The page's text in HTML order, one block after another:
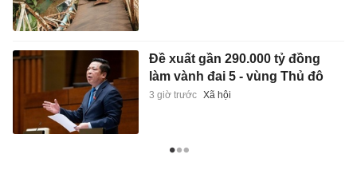
Đề xuất gần 290.000 tỷ đồng
làm vành đai 5 - vùng Thủ đô
3 giờ trước Xã hội